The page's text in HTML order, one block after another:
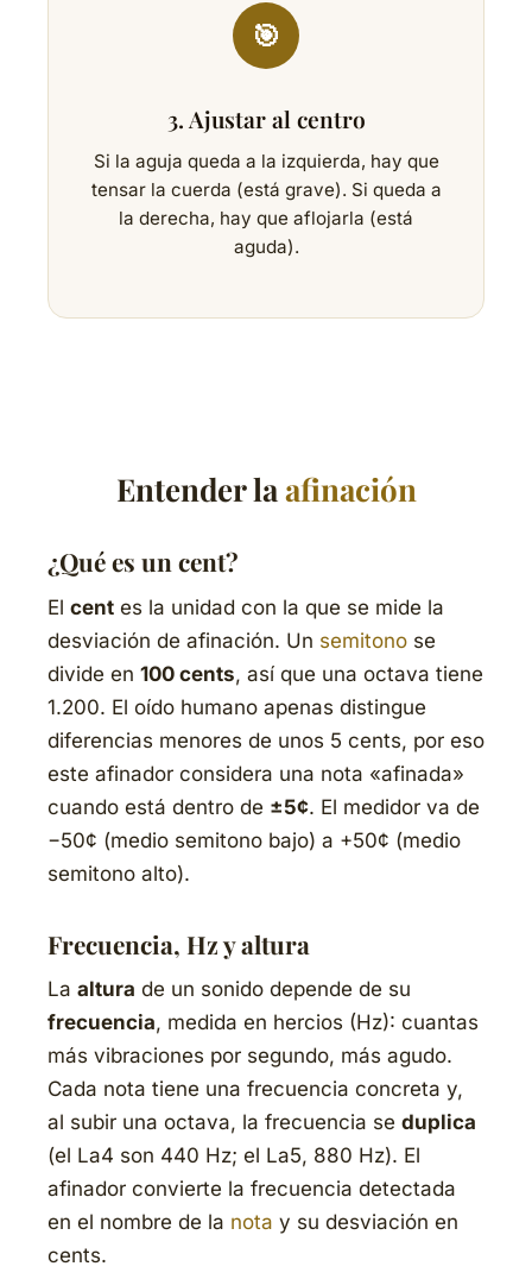
🎯
3. Ajustar al centro
Si la aguja queda a la izquierda, hay que
tensar la cuerda (está grave). Si queda a
la derecha, hay que aflojarla (está
aguda).
Entender la afinación
¿Qué es un cent?
El cent es la unidad con la que se mide la
desviación de afinación. Un semitono se
divide en 100 cents, así que una octava tiene
1.200. El oído humano apenas distingue
diferencias menores de unos 5 cents, por eso
este afinador considera una nota «afinada»
cuando está dentro de ±5¢. El medidor va de
−50¢ (medio semitono bajo) a +50¢ (medio
semitono alto).
Frecuencia, Hz y altura
La altura de un sonido depende de su
frecuencia, medida en hercios (Hz): cuantas
más vibraciones por segundo, más agudo.
Cada nota tiene una frecuencia concreta y,
al subir una octava, la frecuencia se duplica
(el La4 son 440 Hz; el La5, 880 Hz). El
afinador convierte la frecuencia detectada
en el nombre de la nota y su desviación en
cents.